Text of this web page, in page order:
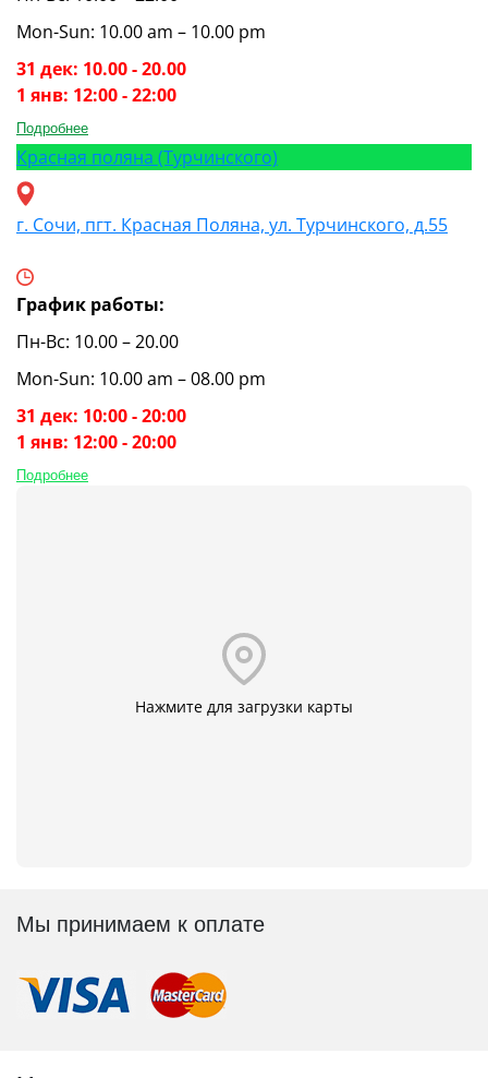
Mon-Sun: 10.00 am – 10.00 pm
31 дек: 10.00 - 20.00
1 янв: 12:00 - 22:00
Подробнее
Красная поляна (Турчинского)
г. Сочи, пгт. Красная Поляна, ул. Турчинского, д.55
График работы:
Пн-Вс: 10.00 – 20.00
Mon-Sun: 10.00 am – 08.00 pm
31 дек: 10:00 - 20:00
1 янв: 12:00 - 20:00
Подробнее
Нажмите для загрузки карты
Мы принимаем к оплате